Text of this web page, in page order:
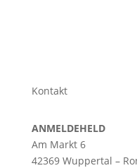
Kontakt
ANMELDEHELD
Am Markt 6
42369 Wuppertal –